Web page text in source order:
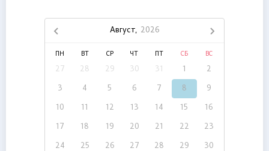
Август, 2026
ПН ВТ СР ЧТ СБ ВС
27 28 29 30 31 1 2
3 4 5 6 7 8 9
10 11 12 13 14 15 16
17 18 19 20 21 22 23
24 25 26 27 28 29 30